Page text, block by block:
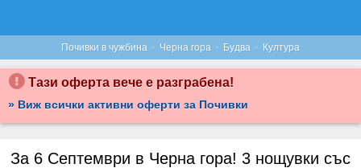
Почивки в чужбина · Черна гора · Будва · Култура
Тази оферта вече е разграбена!
» Виж всички активни оферти за Почивки
За 6 Септември в Черна гора! 3 нощувки със